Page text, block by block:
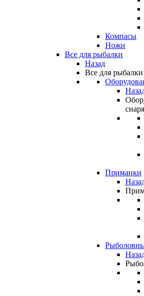
Компасы
Ножи
Все для рыбалки
Назад
Все для рыбалки
Приманки